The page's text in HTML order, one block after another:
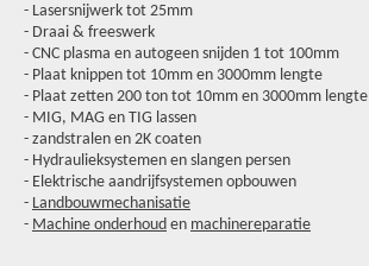
- Lasersnijwerk tot 25mm
- Draai & freeswerk
- CNC plasma en autogeen snijden 1 tot 100mm
- Plaat knippen tot 10mm en 3000mm lengte
- Plaat zetten 200 ton tot 10mm en 3000mm lengte
- MIG, MAG en TIG lassen
- zandstralen en 2K coaten
- Hydraulieksystemen en slangen persen
- Elektrische aandrijfsystemen opbouwen
- Landbouwmechanisatie
- Machine onderhoud en machinereparatie